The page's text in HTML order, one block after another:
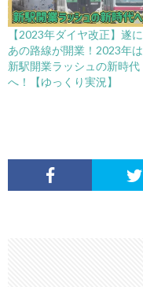
【2023年ダイヤ改正】遂に
あの路線が開業！2023年は
新駅開業ラッシュの新時代
へ！【ゆっくり実況】